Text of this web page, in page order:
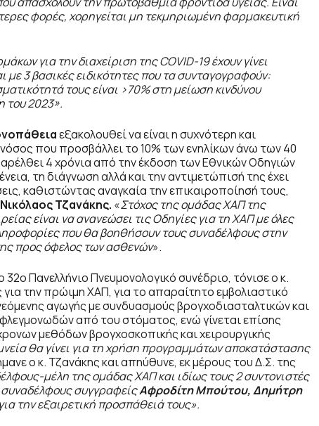
φορές, χορηγείται μη τεκμηριωμένη φαρμακευτική
για την διαχείριση τηςCOVID-19 έχουν γίνει
3 βασικές ειδικότητες που τα συνταγογραφούν:
τους είναι >70% στη μείωση κινδύνου
του 2023».
εξακολουθεί να είναι η συχνότερη και
που προσβάλλει το 10% των ενηλίκων άνω των 40
4 χρόνια από την έκδοση των Εθνικών Οδηγιών
τη διάγνωση αλλά και την αντιμετώπισή της έχει
καθιστώντας αναγκαία την επικαιροποίησή τους,
Νικόλαος Τζανάκης. «Στόχος της ομάδας ΧΑΠ της
είναι να ανανεώσει τις Οδηγίες για τη ΧΑΠ με όλες
που θα βοηθήσουν τους συναδέλφους στην
προς όφελος των ασθενών».
Πανελλήνιο Πνευμονολογικό συνέδριο, τόνισε ο κ.
την πρώιμη ΧΑΠ, για το απαραίτητο εμβολιαστικό
αγωγής με συνδυασμούς βρογχοδιασταλτικών και
από του στόματος, ενώ γίνεται επίσης
μεθόδων βρογχοσκοπικής και χειρουργικής
θα γίνει για τη χρήση προγραμμάτων αποκατάστασης
ο κ. Τζανάκης και απηύθυνε, εκ μέρους του Δ.Σ. της
μέλη της ομάδας ΧΑΠ και ιδίως τους 2 συντονιστές
συγγραφείςΑφροδίτη Μπούτου, Δημήτρη
την εξαιρετική προσπάθειά τους».